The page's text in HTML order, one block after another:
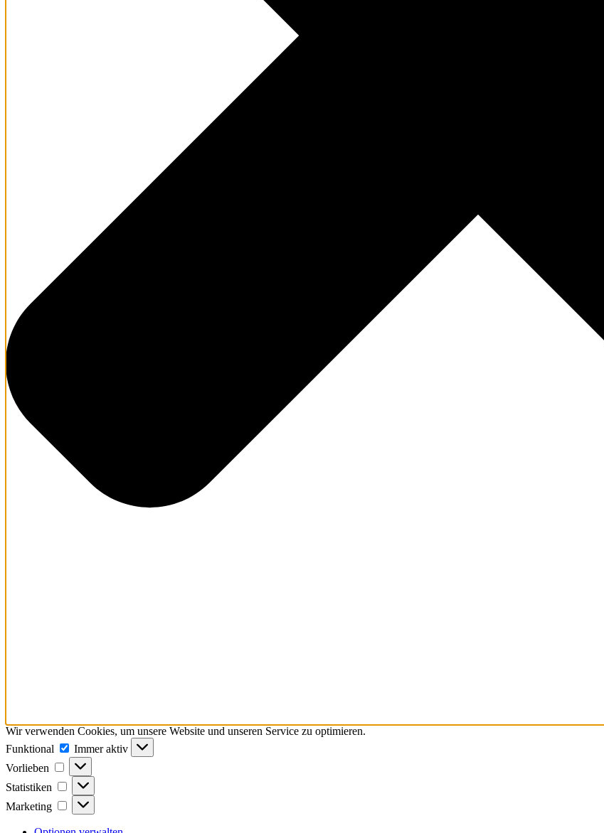
Wir verwenden Cookies, um unsere Website und unseren Service zu optimieren.
Funktional
Funktional
Immer aktiv
Vorlieben
Vorlieben
Statistiken Statistiken
Marketing Marketing